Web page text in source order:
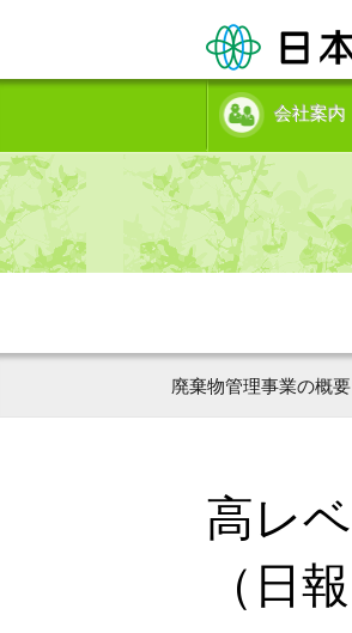
会社案内
廃棄物管理事業の概要
高レ
（日報